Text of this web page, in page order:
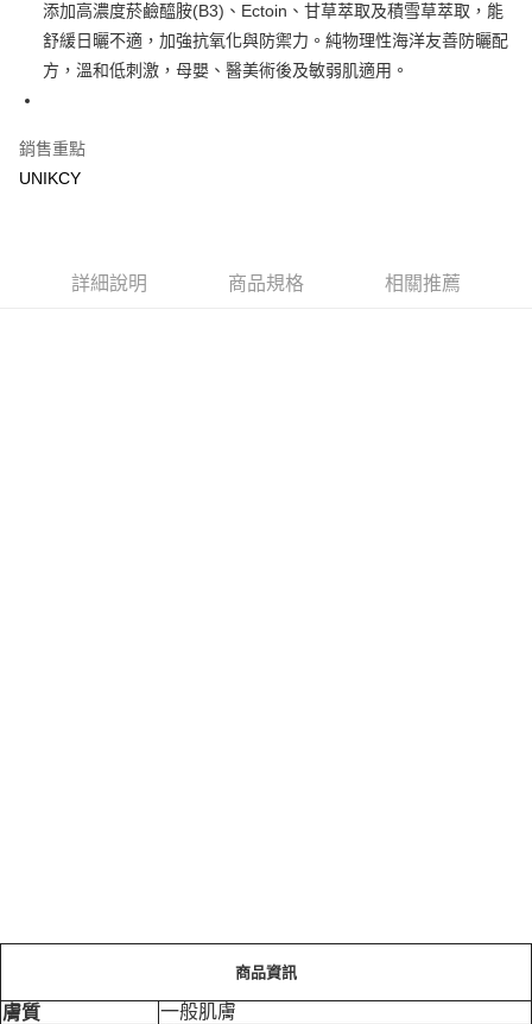
悠遊付
Google Pay
7-11取貨付款［需3-5個工作天不含預購商品］
添加高濃度菸鹼醯胺(B3)、Ectoin、甘草萃取及積雪草萃取，能
舒緩日曬不適，加強抗氧化與防禦力。純物理性海洋友善防曬配
方，溫和低刺激，母嬰、醫美術後及敏弱肌適用。
銷售重點
UNIKCY
詳細說明 商品規格 相關推薦
商品資訊
膚質
一般肌膚